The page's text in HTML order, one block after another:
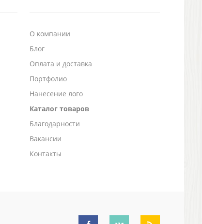
О компании
Блог
Оплата и доставка
Портфолио
Нанесение лого
Каталог товаров
Благодарности
Вакансии
Контакты